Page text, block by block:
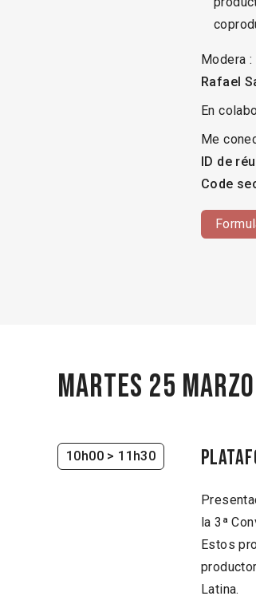
Modera :
Rafael
En
Me
ID de
Code
Martes 25 marzo
10h00 > 11h30
la 3ª
Estos
Latina.